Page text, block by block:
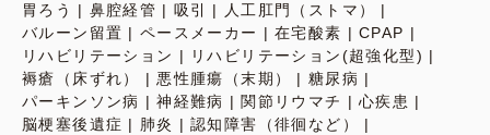
胃ろう
鼻腔経管 吸引
人工肛門（ストマ）
バルーン留置
ペースメーカー 在宅酸素
CPAP
リハビリテーション
リハビリテーション(超強化型)
褥瘡（床ずれ）
悪性腫瘍（末期）
糖尿病
パーキンソン病
神経難病 関節リウマチ
心疾患
脳梗塞後遺症
肺炎
認知障害（徘徊など）